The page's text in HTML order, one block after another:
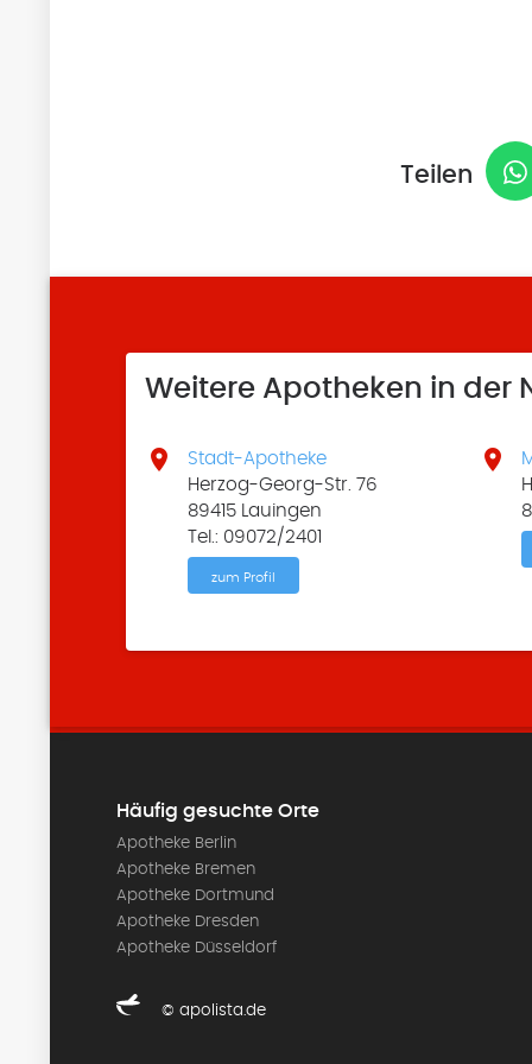
Teilen
Weitere Apotheken in der

Stadt-Apotheke
Herzog-Georg-Str. 76
89415 Lauingen
Tel.: 09072/2401
zum Profil

Häufig gesuchte Orte
Apotheke Berlin
Apotheke Bremen
Apotheke Dortmund
Apotheke Dresden
Apotheke Düsseldorf
© apolista.de